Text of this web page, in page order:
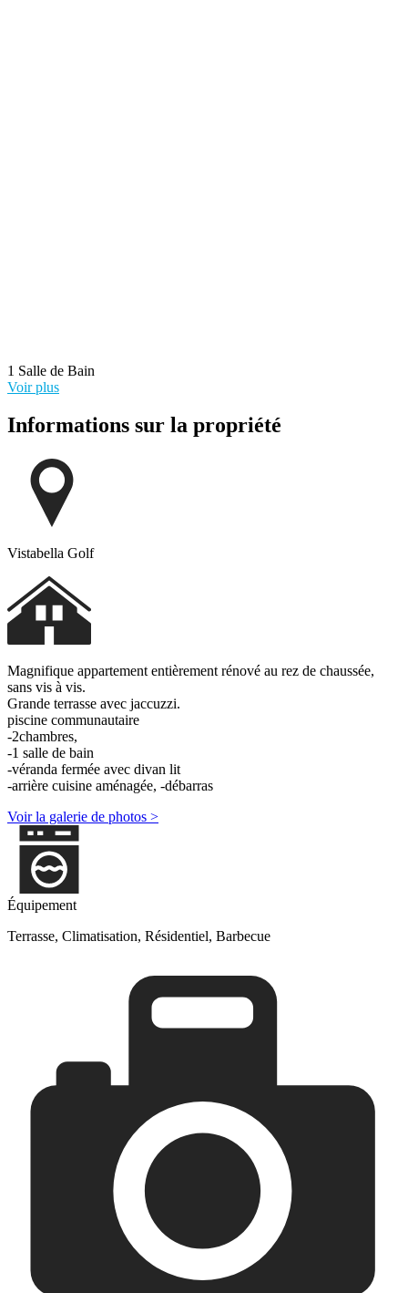
1 Salle de Bain
Voir plus
Informations sur la propriété
Vistabella Golf
Magnifique appartement entièrement rénové au rez de chaussée,
sans vis à vis.
Grande terrasse avec jaccuzzi.
piscine communautaire
-2chambres,
-1 salle de bain
-véranda fermée avec divan lit
-arrière cuisine aménagée, -débarras
Voir la galerie de photos >
Équipement
Terrasse, Climatisation, Résidentiel, Barbecue